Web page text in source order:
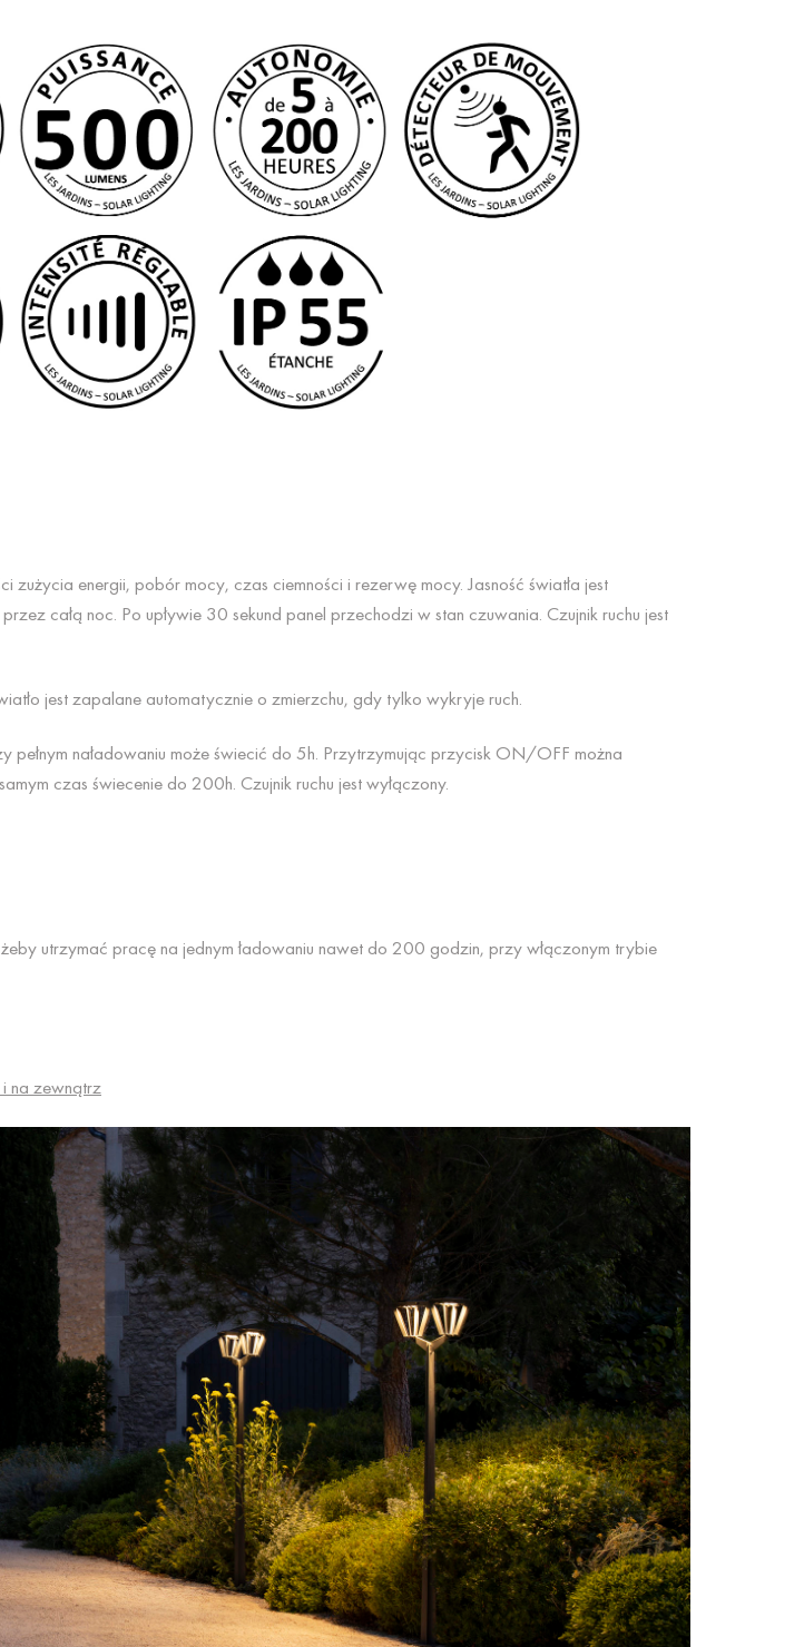
zużycia energii, pobór mocy, czas ciemności i rezerwę mocy. Jasność światła jest
całą noc. Po upływie 30 sekund panel przechodzi w stan czuwania. Czujnik ruchu jest
jest zapalane automatycznie o zmierzchu, gdy tylko wykryje ruch.
pełnym naładowaniu może świecić do 5h. Przytrzymując przycisk ON/OFF można
czas świecenie do 200h. Czujnik ruchu jest wyłączony.
utrzymać pracę na jednym ładowaniu nawet do 200 godzin, przy włączonym trybie
na zewnątrz